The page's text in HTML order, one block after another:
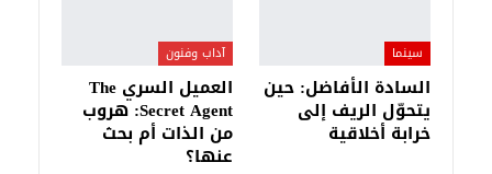
سينما
السادة الأفاضل: حين
يتحوّل الريف إلى
خرابة أخلاقية
آداب وفنون
العميل السري The
Secret Agent: هروب
من الذات أم بحث
عنها؟